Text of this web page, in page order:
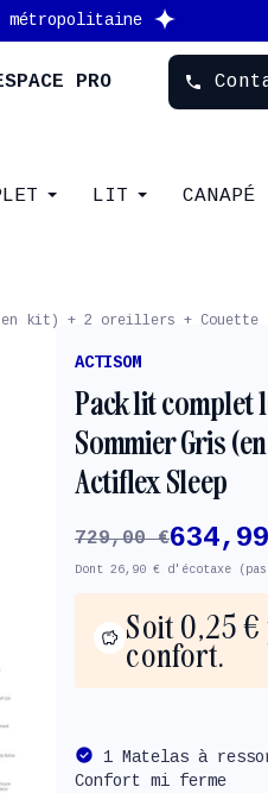
avec le codeNEW
PRO phone
LIT CANAPÉ
(en kit) + 2 oreillers +
ACTISOM
Pack lit complet
Sommier Gris
Actiflex Sleep
729,00 €
Dont 26,90 € d'écotaxe
Soit 0,25
confort.
1 Matelas à
Confort mi ferme